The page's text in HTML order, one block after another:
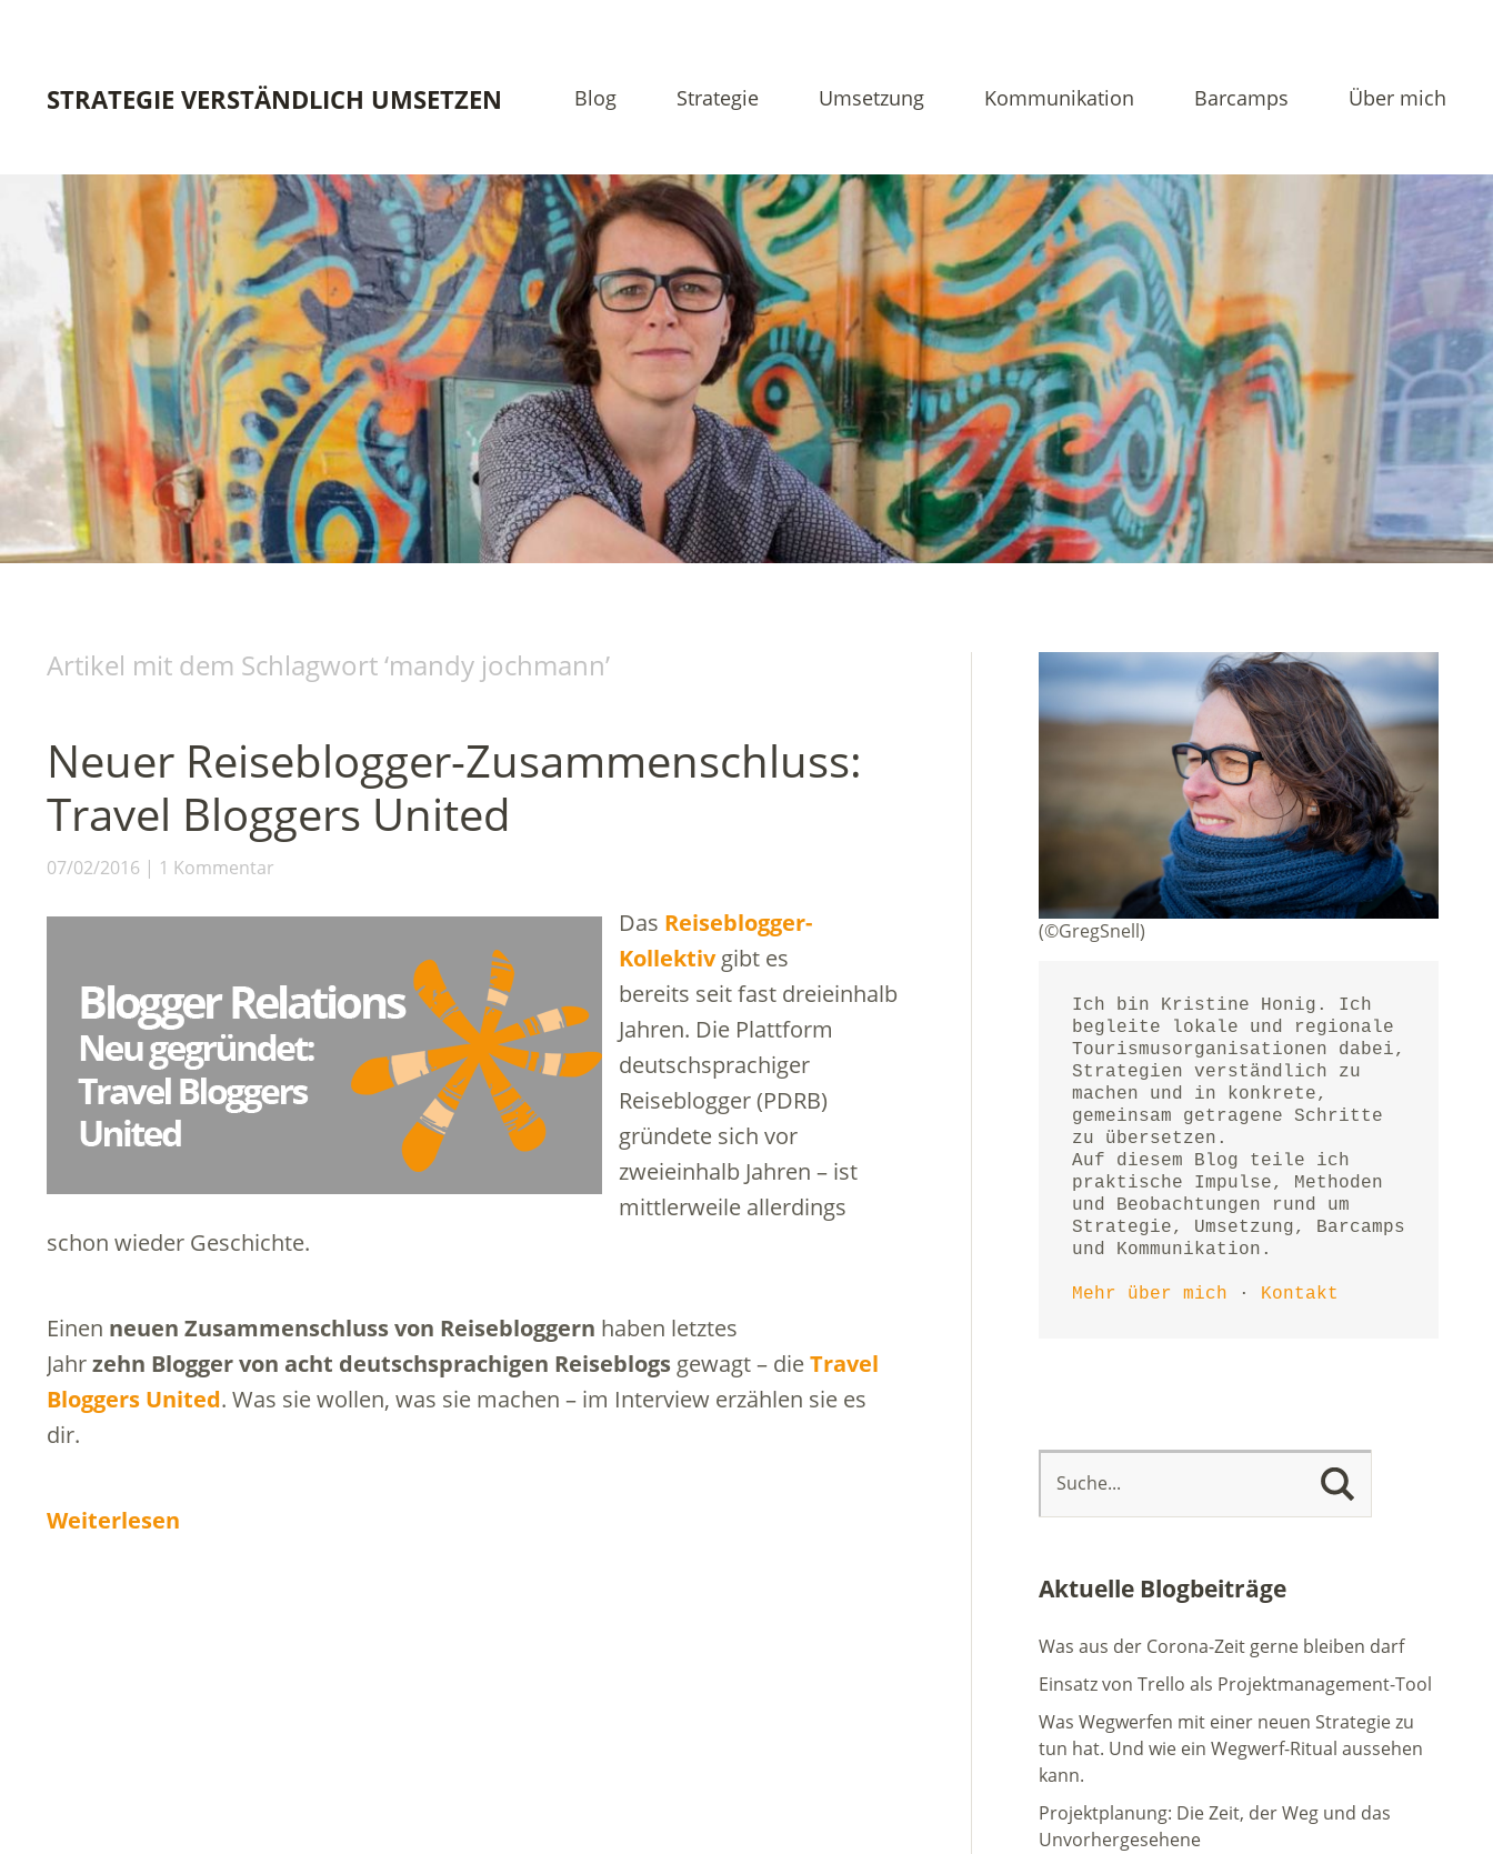
STRATEGIE VERSTÄNDLICH UMSETZEN Blog Strategie Umsetzung Kommunikation Barcamps Über mich
Artikel mit dem Schlagwort ‘mandy jochmann’
Neuer Reiseblogger-Zusammenschluss:
Travel Bloggers United
07/02/2016 1 Kommentar
Das Reiseblogger-
Kollektivgibt es
bereits seit fast dreieinhalb
Jahren. Die Plattform
deutschsprachiger
Reiseblogger (PDRB)
gründete sich vor
zweieinhalb Jahren – ist
mittlerweile allerdings
schon wieder Geschichte.
Einen neuen Zusammenschluss von Reisebloggern haben letztes
Jahrzehn Blogger von acht deutschsprachigen Reiseblogs gewagt – dieTravel
Bloggers United. Was sie wollen, was sie machen – im Interview erzählen sie es
dir.
Weiterlesen
(©GregSnell)
Ich bin Kristine Honig. Ich
begleite lokale und regionale
Tourismusorganisationen dabei,
Strategien verständlich zu
machen und in konkrete,
gemeinsam getragene Schritte
zu übersetzen.
Auf diesem Blog teile ich
praktische Impulse, Methoden
und Beobachtungen rund um
Strategie, Umsetzung, Barcamps
und Kommunikation.
Mehr über mich · Kontakt
Aktuelle Blogbeiträge
Was aus der Corona-Zeit gerne bleiben darf
Einsatz von Trello als Projektmanagement-Tool
Was Wegwerfen mit einer neuen Strategie zu
tun hat. Und wie ein Wegwerf-Ritual aussehen
kann.
Projektplanung: Die Zeit, der Weg und das
Unvorhergesehene